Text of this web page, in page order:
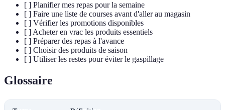
[ ] Planifier mes repas pour la semaine
[ ] Faire une liste de courses avant d'aller au magasin
[ ] Vérifier les promotions disponibles
[ ] Acheter en vrac les produits essentiels
[ ] Préparer des repas à l'avance
[ ] Choisir des produits de saison
[ ] Utiliser les restes pour éviter le gaspillage
Glossaire